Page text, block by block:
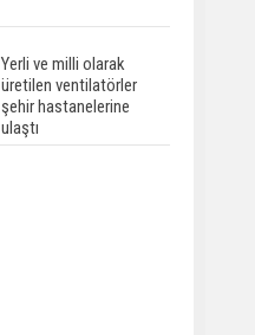
Yerli ve milli olarak
üretilen ventilatörler
şehir hastanelerine
ulaştı